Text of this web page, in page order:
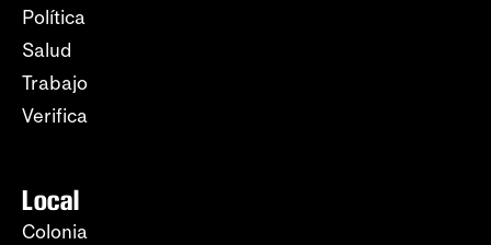
Política
Salud
Trabajo
Verifica
Local
Colonia